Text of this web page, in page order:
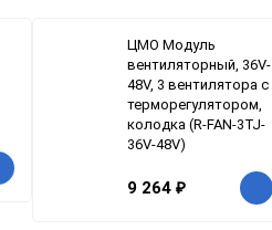
ЦМО Модуль
вентиляторный, 36V-
48V, 3 вентилятора с
терморегулятором,
колодка (R-FAN-3TJ-
36V-48V)
9 264 ₽